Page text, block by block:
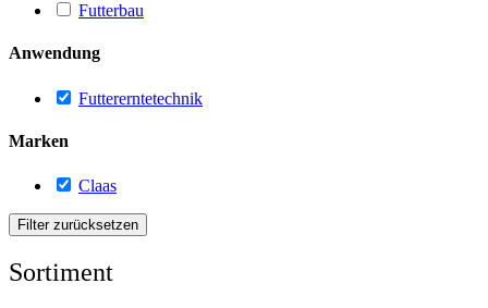
Futterbau
Anwendung
Futtererntetechnik
Marken
Claas
Filter zurücksetzen
Sortiment